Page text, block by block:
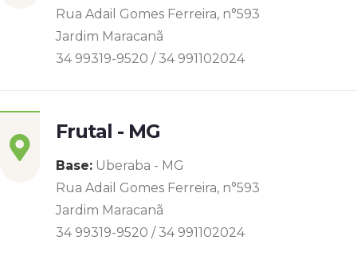
Rua Adail Gomes Ferreira, n°593
Jardim Maracanã
34 99319-9520 / 34 991102024
Frutal - MG
Base: Uberaba - MG
Rua Adail Gomes Ferreira, n°593
Jardim Maracanã
34 99319-9520 / 34 991102024